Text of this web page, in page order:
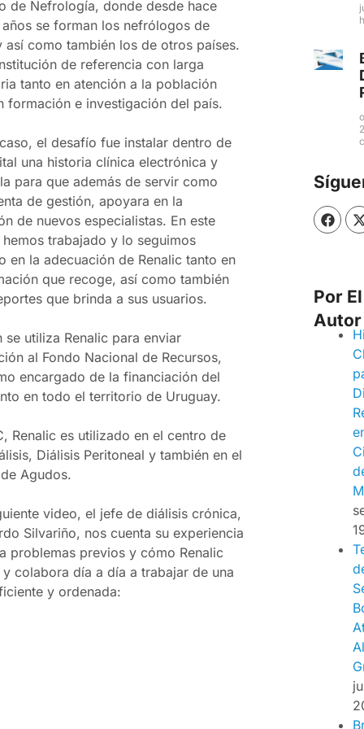
de Nefrología, donde desde hace
años se forman los nefrólogos de
así como también los de otros países.
de referencia con larga
tanto en atención a la población
formación e investigación del país.
el desafío fue instalar dentro de
una historia clínica electrónica y
para que además de servir como
de gestión, apoyara en la
de nuevos especialistas. En este
trabajado y lo seguimos
en la adecuación de Renalic tanto en
que recoge, así como también
que brinda a sus usuarios.
se utiliza Renalic para enviar
al Fondo Nacional de Recursos,
encargado de la financiación del
en todo el territorio de Uruguay.
Renalic es utilizado en el centro de
Diálisis Peritoneal y también en el
Agudos.
video, el jefe de diálisis crónica,
Silvariño, nos cuenta su experiencia
problemas previos y cómo Renalic
colabora día a día a trabajar de una
y ordenada:
F
a
o
k
-
t
r
Por El
Autor